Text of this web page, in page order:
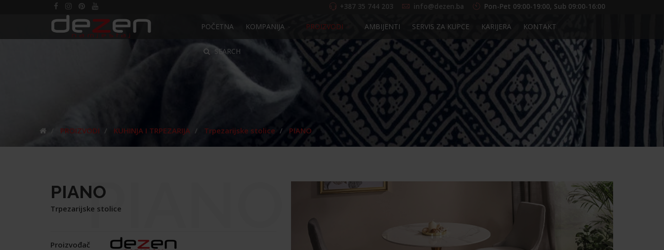
POČETNA KOMPANIJA PROIZVODI AMBIJENTI SERVIS ZA KUPCE KARIJERA KONTAKT
SEARCH
+387 35 744 203 info@dezen.ba Pon-Pet 09:00-19:00, Sub 09:00-16:00
PROIZVODI KUHINJA I TRPEZARIJA Trpezarijske stolice PIANO
PIANO
PIANO
Trpezarijske stolice
Proizvođač